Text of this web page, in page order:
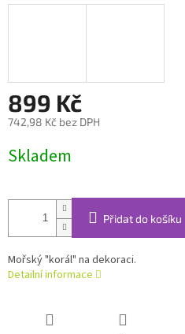
899 Kč
742,98 Kč bez DPH
cena:
Skladem
Přidat do košíku
Mořský "korál" na dekoraci.
Detailní informace